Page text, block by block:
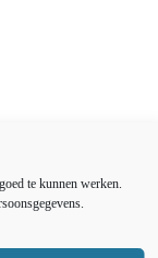
te kunnen werken.